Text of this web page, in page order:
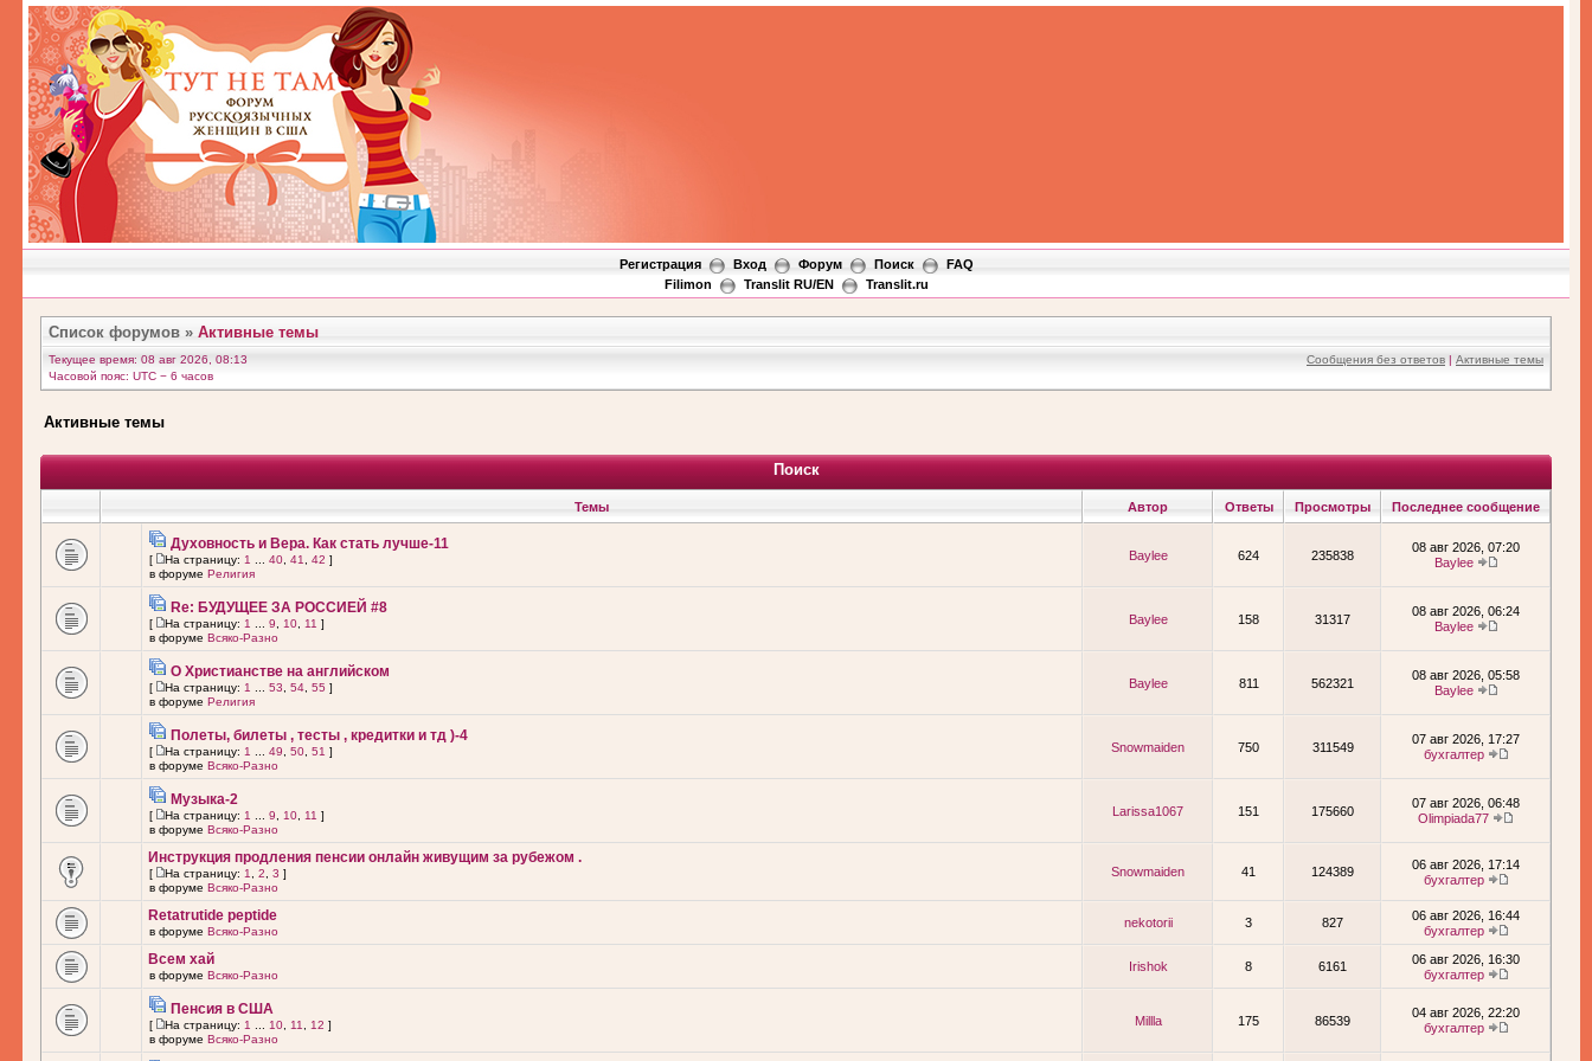
Регистрация Вход Форум Поиск
FAQ
Filimon
Translit RU/EN Translit.ru
Список форумов » Активные темы
Текущее время: 08 авг 2026, 08:13
Часовой пояс: UTC − 6 часов
Сообщения без ответов | Активные темы
Активные темы
Поиск
Темы Автор Ответы Просмотры Последнее сообщение
Духовность и Вера. Как стать лучше-11
[ На страницу: 1 40 41 42 ]
в форуме Религия
Baylee 624 235838
08 авг 2026, 07:20
Baylee
Re: БУДУЩЕЕ ЗА РОССИЕЙ #8
[ На страницу: 1 9 10 11 ]
в форуме Всяко-Разно
Baylee 158 31317
08 авг 2026, 06:24
Baylee
О Христианстве на английском
[ На страницу: 1 53 54 55 ]
в форуме Религия
Baylee 811 562321
08 авг 2026, 05:58
Baylee
Полеты, билеты , тесты , кредитки и тд )-4
[ На страницу: 1 49 50 51 ]
в форуме Всяко-Разно
Snowmaiden 750 311549
07 авг 2026, 17:27
бухгалтер
Музыка-2
[ На страницу: 1 9 10 11 ]
в форуме Всяко-Разно
Larissa1067 151 175660
07 авг 2026, 06:48
Olimpiada77
Инструкция продления пенсии онлайн живущим за рубежом .
[ На страницу: 1 2 3 ]
в форуме Всяко-Разно
Snowmaiden 41 124389
06 авг 2026, 17:14
бухгалтер
Retatrutide peptide
в форуме Всяко-Разно
nekotorii 3 827
06 авг 2026, 16:44
бухгалтер
Всем хай
в форуме Всяко-Разно
Irishok 8 6161
06 авг 2026, 16:30
бухгалтер
Пенсия в США
[ На страницу: 1 10 11 12 ]
в форуме Всяко-Разно
Millla 175 86539
04 авг 2026, 22:20
бухгалтер